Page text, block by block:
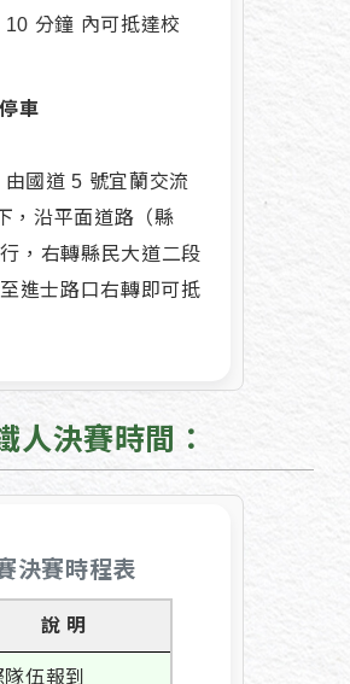
10 分鐘 內可抵達校
車
國道 5 號宜蘭交流
，沿平面道路（縣
，右轉縣民大道二段
進士路口右轉即可抵
人決賽時間：
決賽時程表
說 明
隊伍報到